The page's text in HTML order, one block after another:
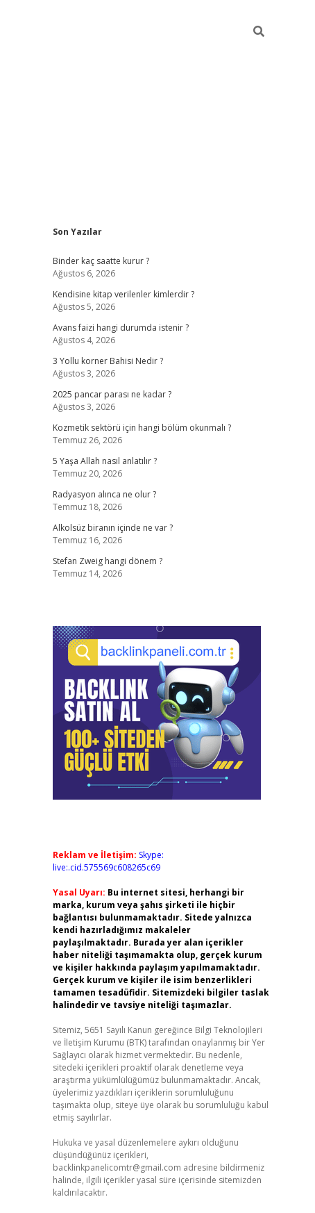
Sidebar
Son Yazılar
Binder kaç saatte kurur ?
Ağustos 6, 2026
Kendisine kitap verilenler kimlerdir ?
Ağustos 5, 2026
Avans faizi hangi durumda istenir ?
Ağustos 4, 2026
3 Yollu korner Bahisi Nedir ?
Ağustos 3, 2026
2025 pancar parası ne kadar ?
Ağustos 3, 2026
Kozmetik sektörü için hangi bölüm okunmalı ?
Temmuz 26, 2026
5 Yaşa Allah nasıl anlatılır ?
Temmuz 20, 2026
Radyasyon alınca ne olur ?
Temmuz 18, 2026
Alkolsüz biranın içinde ne var ?
Temmuz 16, 2026
Stefan Zweig hangi dönem ?
Temmuz 14, 2026
Reklam ve İletişim: Skype:
live:.cid.575569c608265c69
Yasal Uyarı: Bu internet sitesi, herhangi bir
marka, kurum veya şahıs şirketi ile hiçbir
bağlantısı bulunmamaktadır. Sitede yalnızca
kendi hazırladığımız makaleler
paylaşılmaktadır. Burada yer alan içerikler
haber niteliği taşımamakta olup, gerçek kurum
ve kişiler hakkında paylaşım yapılmamaktadır.
Gerçek kurum ve kişiler ile isim benzerlikleri
tamamen tesadüfidir. Sitemizdeki bilgiler taslak
halindedir ve tavsiye niteliği taşımazlar.
Sitemiz, 5651 Sayılı Kanun gereğince Bilgi Teknolojileri
ve İletişim Kurumu (BTK) tarafından onaylanmış bir Yer
Sağlayıcı olarak hizmet vermektedir. Bu nedenle,
sitedeki içerikleri proaktif olarak denetleme veya
araştırma yükümlülüğümüz bulunmamaktadır. Ancak,
üyelerimiz yazdıkları içeriklerin sorumluluğunu
taşımakta olup, siteye üye olarak bu sorumluluğu kabul
etmiş sayılırlar.
Hukuka ve yasal düzenlemelere aykırı olduğunu
düşündüğünüz içerikleri,
backlinkpanelicomtr@gmail.com adresine bildirmeniz
halinde, ilgili içerikler yasal süre içerisinde sitemizden
kaldırılacaktır.
ilbet güncel giriş adresi